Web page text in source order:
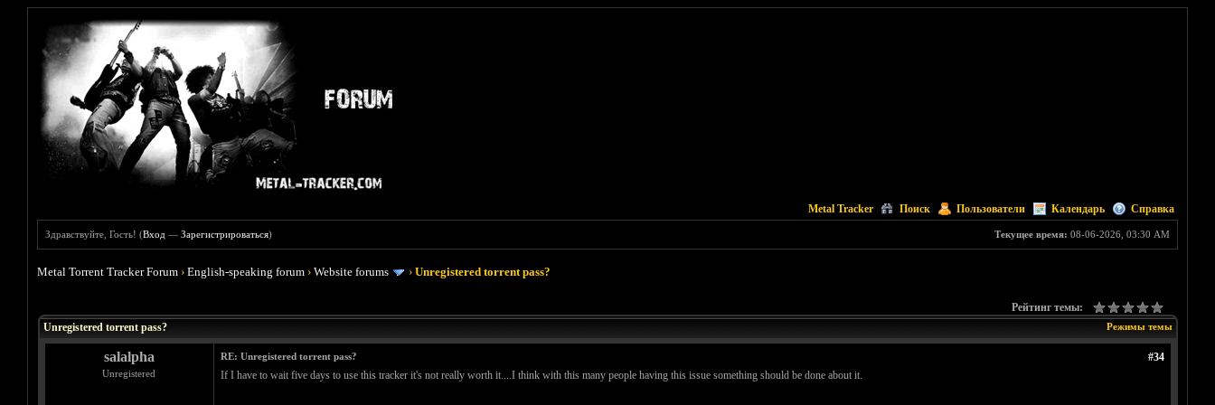
Metal Tracker Поиск Пользователи Календарь Справка
Текущее время: 08-06-2026, 03:30 AM
Здравствуйте, Гость! (Вход —Зарегистрироваться)
Metal Torrent Tracker Forum ›English-speaking forum ›Website forums ›Unregistered torrent pass?
Рейтинг темы:
Режимы темы
Unregistered torrent pass?
salalpha
Unregistered
#34
RE: Unregistered torrent pass?
If I have to wait five days to use this tracker it's not really worth it....I think with this many people having this issue something should be done about it.